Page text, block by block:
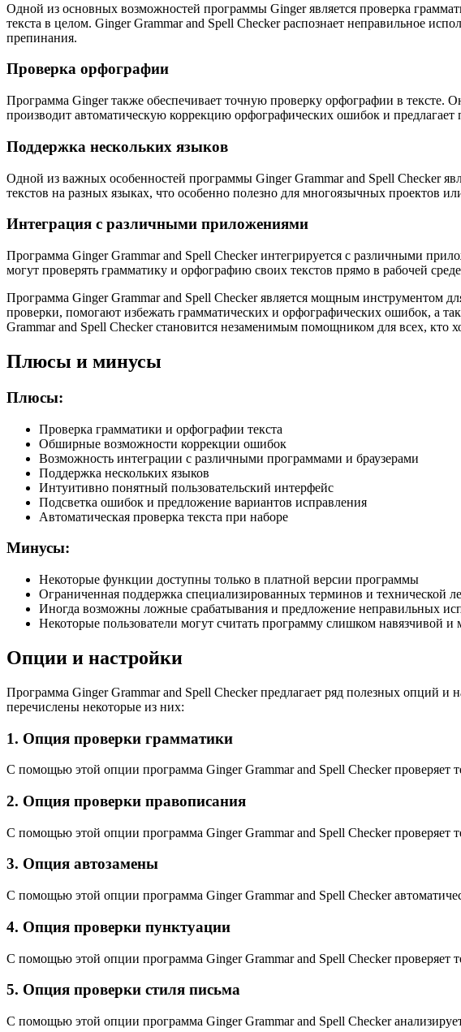
Одной из основных возможностей программы Ginger является проверка
текста в целом. Ginger Grammar and Spell Checker распознает неправильное
препинания.
Проверка орфографии
Программа Ginger также обеспечивает точную проверку орфографии в тексте.
производит автоматическую коррекцию орфографических ошибок и предлагает
Поддержка нескольких языков
Одной из важных особенностей программы Ginger Grammar and Spell Checker
текстов на разных языках, что особенно полезно для многоязычных проектов
Интеграция с различными приложениями
Программа Ginger Grammar and Spell Checker интегрируется с различными
могут проверять грамматику и орфографию своих текстов прямо в рабочей
Программа Ginger Grammar and Spell Checker является мощным инструментом
проверки, помогают избежать грамматических и орфографических ошибок, а
Grammar and Spell Checker становится незаменимым помощником для всех, кто
Плюсы и минусы
Плюсы:
Проверка грамматики и орфографии текста
Обширные возможности коррекции ошибок
Возможность интеграции с различными программами и браузерами
Поддержка нескольких языков
Интуитивно понятный пользовательский интерфейс
Подсветка ошибок и предложение вариантов исправления
Автоматическая проверка текста при наборе
Минусы:
Некоторые функции доступны только в платной версии программы
Ограниченная поддержка специализированных терминов и технической
Иногда возможны ложные срабатывания и предложение неправильных
Некоторые пользователи могут считать программу слишком навязчивой
Опции и настройки
Программа Ginger Grammar and Spell Checker предлагает ряд полезных опций
перечислены некоторые из них:
1. Опция проверки грамматики
С помощью этой опции программа Ginger Grammar and Spell Checker проверяет
2. Опция проверки правописания
С помощью этой опции программа Ginger Grammar and Spell Checker проверяет
3. Опция автозамены
С помощью этой опции программа Ginger Grammar and Spell Checker
4. Опция проверки пунктуации
С помощью этой опции программа Ginger Grammar and Spell Checker проверяет
5. Опция проверки стиля письма
С помощью этой опции программа Ginger Grammar and Spell Checker